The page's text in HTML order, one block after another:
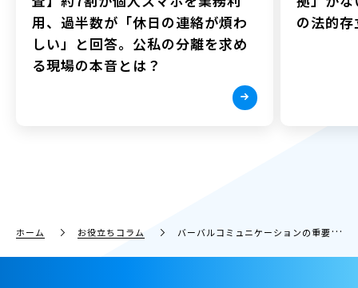
用、過半数が「休日の連絡が煩わ
しい」と回答。公私の分離を求め
る現場の本音とは？
の法的
ホーム お役立ちコラム バーバルコミュニケーションの重要性とは？ノンバーバルとの違いや便利ツールを紹介